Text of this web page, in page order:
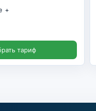
и продажи
и выписки
тариф